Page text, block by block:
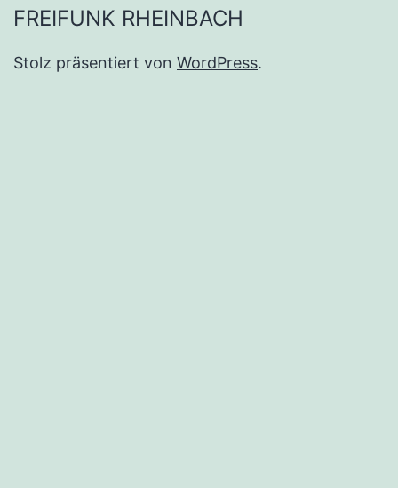
FREIFUNK RHEINBACH
Stolz präsentiert von WordPress.